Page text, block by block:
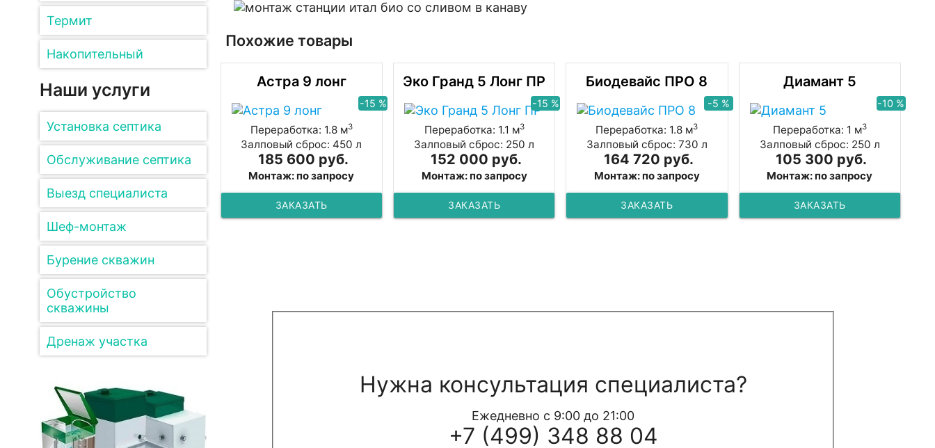
Термит
Накопительный
Наши услуги
Установка септика
Обслуживание септика
Выезд специалиста
Шеф-монтаж
Бурение скважин
Обустройство
скважины
Дренаж участка
Похожие товары
Астра 9 лонг
-15 %
Переработка: 1.8 м3
Залповый сброс: 450 л
185 600 руб.
Монтаж: по запросу
ЗАКАЗАТЬ
Эко Гранд 5 Лонг ПР
-15 %
Переработка: 1.1 м3
Залповый сброс: 250 л
152 000 руб.
Монтаж: по запросу
ЗАКАЗАТЬ
Биодевайс ПРО 8
-5 %
Переработка: 1.8 м3
Залповый сброс: 730 л
164 720 руб.
Монтаж: по запросу
ЗАКАЗАТЬ
Диамант 5
-10 %
Переработка: 1 м3
Залповый сброс: 250 л
105 300 руб.
Монтаж: по запросу
ЗАКАЗАТЬ
Нужна консультация специалиста?
Ежедневно с 9:00 до 21:00
+7 (499) 348 88 04